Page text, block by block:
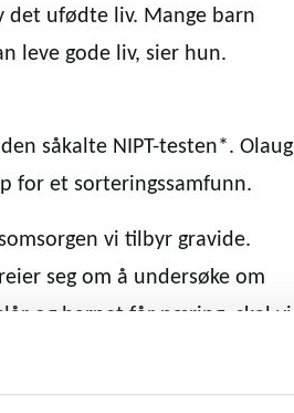
det ufødte liv. Mange barn
leve gode liv, sier hun.
såkalte NIPT-testen*. Olaug
for et sorteringssamfunn.
vi tilbyr gravide.
seg om å undersøke om
og barnet får næring, skal vi